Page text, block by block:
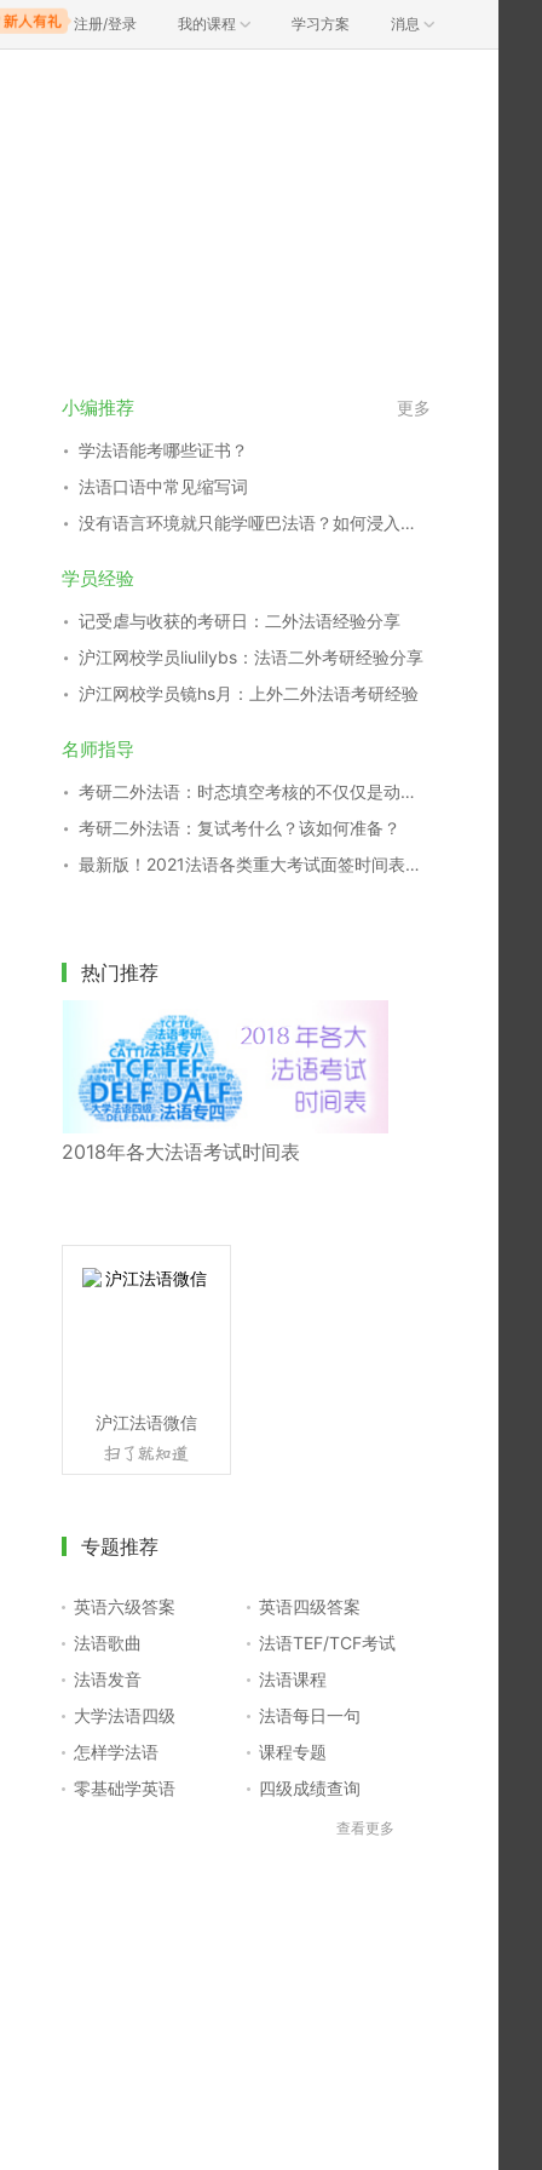
注册/登录 我的课程 学习方案 消息
小编推荐 更多
学法语能考哪些证书？
法语口语中常见缩写词
没有语言环境就只能学哑巴法语？如何浸入式学语言！
学员经验
记受虐与收获的考研日：二外法语经验分享
沪江网校学员liulilybs：法语二外考研经验分享
沪江网校学员镜hs月：上外二外法语考研经验
名师指导
考研二外法语：时态填空考核的不仅仅是动词变位
考研二外法语：复试考什么？该如何准备？
最新版！2021法语各类重大考试面签时间表，一键收藏！
热门推荐
2018年各大法语考试时间表
沪江法语微信
专题推荐
英语六级答案
英语四级答案
法语歌曲
法语TEF/TCF考试
法语发音
法语课程
大学法语四级
法语每日一句
怎样学法语
课程专题
零基础学英语
四级成绩查询
四六级成绩查询
查看更多